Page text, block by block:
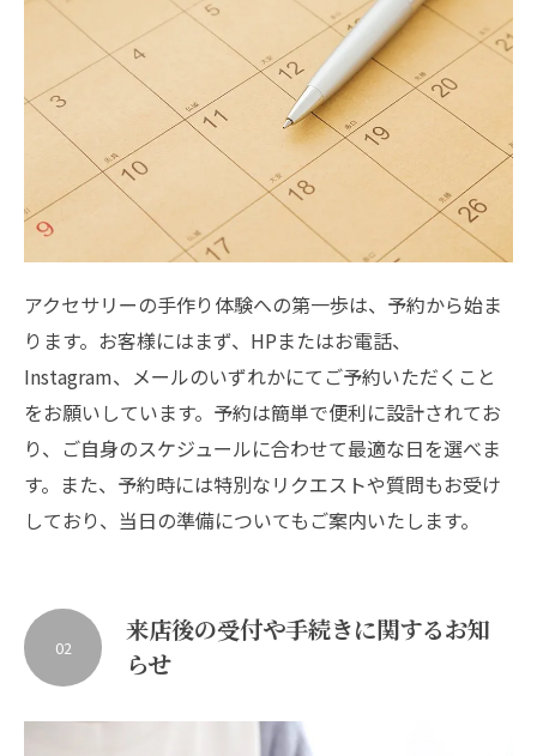
アクセサリーの手作り体験への第一歩は、予約から始ま
ります。お客様にはまず、HPまたはお電話、
Instagram、メールのいずれかにてご予約いただくこと
をお願いしています。予約は簡単で便利に設計されてお
り、ご自身のスケジュールに合わせて最適な日を選べま
す。また、予約時には特別なリクエストや質問もお受け
しており、当日の準備についてもご案内いたします。
来店後の受付や手続きに関するお知
らせ
02